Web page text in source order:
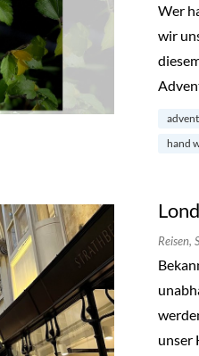
Wer
wir
hand
Reisen,
unser